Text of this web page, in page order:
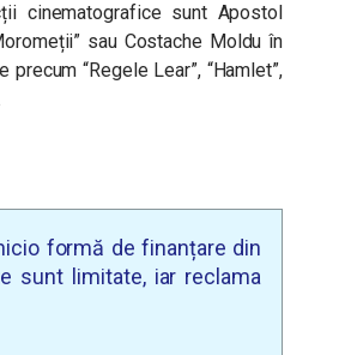
cinematografice sunt Apostol
sau Costache Moldu în
“Regele Lear”, “Hamlet”,
formă de finanțare din
sunt limitate, iar reclama